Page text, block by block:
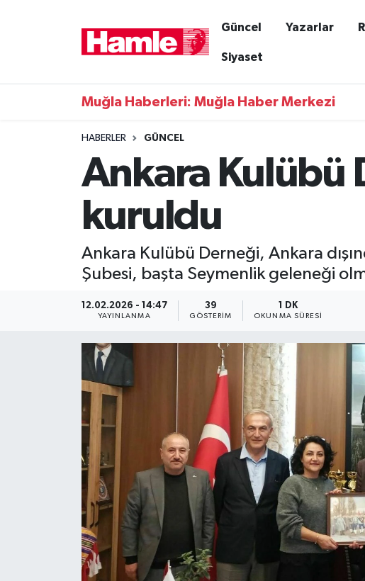
Güncel Yazarlar
Siyaset
Muğla Haberleri: Muğla Haber Merkezi
HABERLER GÜNCEL
Ankara Kulübü
kuruldu
Ankara Kulübü Derneği, Ankara
Şubesi, başta Seymenlik geleneği
12.02.2026 - 14:47
YAYINLANMA
39
GÖSTERIM
1 DK
OKUNMA SÜRESI
Magazin
Muğla Haber
Muğla Nöbetçi Eczaneler
Muğla Trafik Yoğunluk Haritası
Süper Lig Puan Durumu ve Fikstür
Son Dakika Haberleri
Haber Arşivi